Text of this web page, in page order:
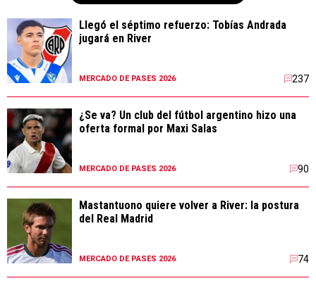
Llegó el séptimo refuerzo: Tobías Andrada
jugará en River
MERCADO DE PASES 2026 237
¿Se va? Un club del fútbol argentino hizo una
oferta formal por Maxi Salas
MERCADO DE PASES 2026 90
Mastantuono quiere volver a River: la postura
del Real Madrid
MERCADO DE PASES 2026 74